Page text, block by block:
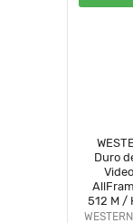
Duro
512 M /
de